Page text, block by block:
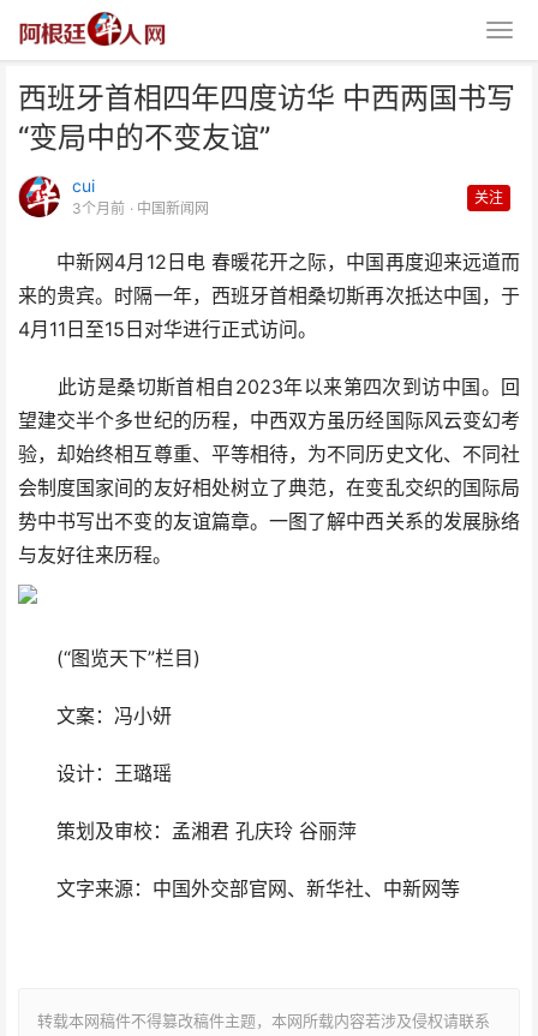
西班牙首相四年四度访华 中西两国书写
“变局中的不变友谊”
cui
3个月前 · 中国新闻网
关注
中新网4月12日电 春暖花开之际，中国再度迎来远道而
来的贵宾。时隔一年，西班牙首相桑切斯再次抵达中国，于
4月11日至15日对华进行正式访问。
此访是桑切斯首相自2023年以来第四次到访中国。回
望建交半个多世纪的历程，中西双方虽历经国际风云变幻考
验，却始终相互尊重、平等相待，为不同历史文化、不同社
会制度国家间的友好相处树立了典范，在变乱交织的国际局
势中书写出不变的友谊篇章。一图了解中西关系的发展脉络
与友好往来历程。
(“图览天下”栏目)
文案：冯小妍
设计：王璐瑶
策划及审校：孟湘君 孔庆玲 谷丽萍
文字来源：中国外交部官网、新华社、中新网等
转载本网稿件不得篡改稿件主题，本网所载内容若涉及侵权请联系
西班牙首相四年四度访华 中西两
国书写“变局中的不变友